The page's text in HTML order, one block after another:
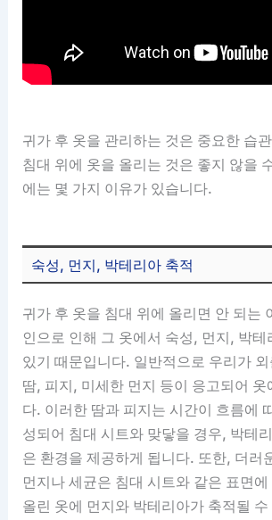
귀가 후 옷을 관리하는 것은 중요한 습
침대 위에 옷을 올리는 것은 좋지 않을
에는 몇 가지 이유가 있습니다.
숙성, 먼지, 박테리아 축적
귀가 후 옷을 침대 위에 올리면 안 되는
인으로 인해 그 옷에서 숙성, 먼지, 박테
있기 때문입니다. 일반적으로 우리가
땀, 피지, 미세한 먼지 등이 응고되어 옷
다. 이러한 땀과 피지는 시간이 흐름에
성되어 침대 시트와 맞닿을 경우, 박테
은 환경을 제공하게 됩니다. 또한, 더러
먼지나 세균은 침대 시트와 같은 표면
올린 옷에 먼지와 박테리아가 축적될